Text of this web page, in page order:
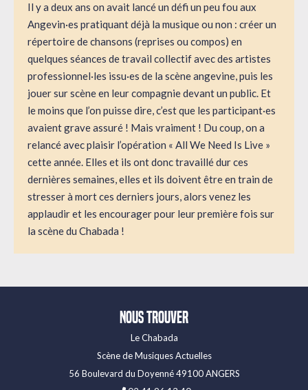
Il y a deux ans on avait lancé un défi un peu fou aux
Angevin·es pratiquant déjà la musique ou non : créer un
répertoire de chansons (reprises ou compos) en
quelques séances de travail collectif avec des artistes
professionnel·les issu·es de la scène angevine, puis les
jouer sur scène en leur compagnie devant un public. Et
le moins que l’on puisse dire, c’est que les participant·es
avaient grave assuré ! Mais vraiment ! Du coup, on a
relancé avec plaisir l’opération « All We Need Is Live »
cette année. Elles et ils ont donc travaillé dur ces
dernières semaines, elles et ils doivent être en train de
stresser à mort ces derniers jours, alors venez les
applaudir et les encourager pour leur première fois sur
la scène du Chabada !
Nous trouver
Le Chabada
Scène de Musiques Actuelles
56 Boulevard du Doyenné 49100 ANGERS